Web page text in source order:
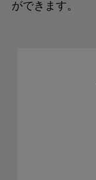
ができます。